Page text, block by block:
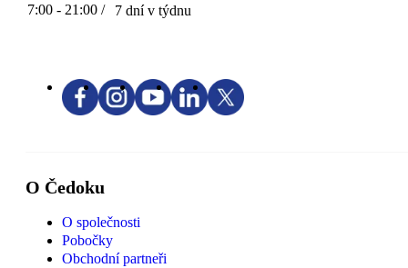
7:00 - 21:00 / 7 dní v týdnu
O Čedoku
O společnosti
Pobočky
Obchodní partneři